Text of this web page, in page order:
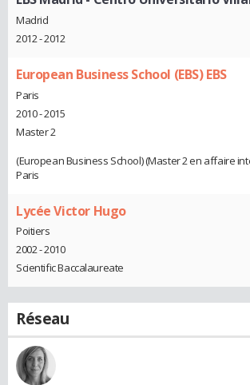
Madrid
2012 - 2012
European Business School (EBS) EBS
Paris
2010 - 2015
Master 2
(European Business School) (Master 2 en affaire
Paris
Lycée Victor Hugo
Poitiers
2002 - 2010
Scientific Baccalaureate
Réseau